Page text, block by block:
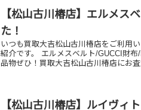
【松山古川椿店】エルメス
た！
いつも買取大吉松山古川椿店をご利用
紹介です。 エルメスベルト/GUCCI財
品物ぜひ！買取大吉松山古川椿店にお査
【松山古川椿店】ルイヴィ